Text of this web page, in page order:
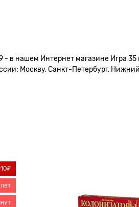
в нашем Интернет магазине Игра
Москву, Санкт-Петербург,